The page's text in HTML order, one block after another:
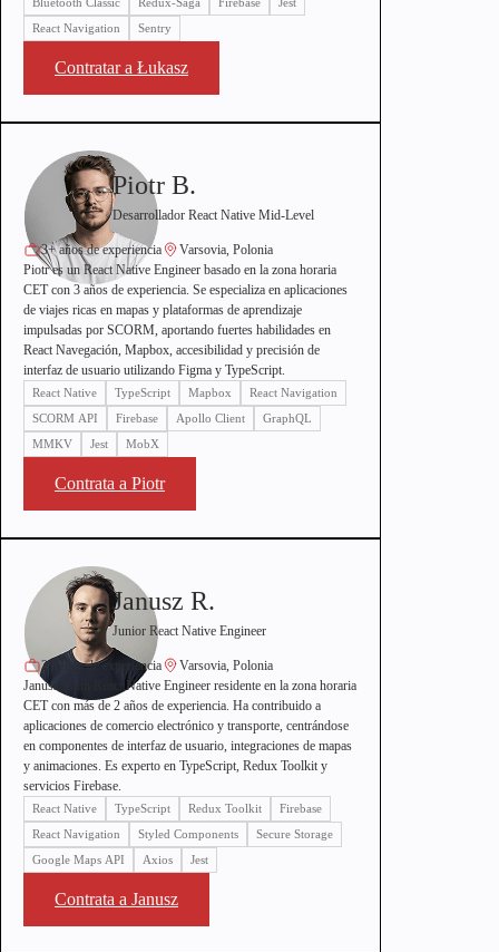
React Navigation
Sentry
Contratar a Łukasz
Piotr B.
Desarrollador React Native Mid-Level
3+ años de experiencia
Varsovia, Polonia
Piotr es un React Native Engineer basado en la zona horaria
CET con 3 años de experiencia. Se especializa en aplicaciones
de viajes ricas en mapas y plataformas de aprendizaje
impulsadas por SCORM, aportando fuertes habilidades en
React Navegación, Mapbox, accesibilidad y precisión de
interfaz de usuario utilizando Figma y TypeScript.
React Native TypeScript Mapbox
React Navigation
SCORM API
Firebase Apollo Client
GraphQL
MMKV
Jest MobX
Contrata a Piotr
Janusz R.
Junior React Native Engineer
2+ años de experiencia
Varsovia, Polonia
Janusz es un React Native Engineer residente en la zona horaria
CET con más de 2 años de experiencia. Ha contribuido a
aplicaciones de comercio electrónico y transporte, centrándose
en componentes de interfaz de usuario, integraciones de mapas
y animaciones. Es experto en TypeScript, Redux Toolkit y
servicios Firebase.
React Native TypeScript Redux Toolkit
Firebase
React Navigation
Styled Components
Secure Storage
Google Maps API
Axios Jest
Contrata a Janusz